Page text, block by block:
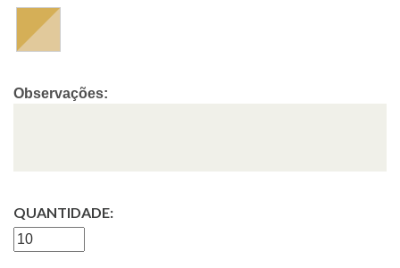
Observações:
QUANTIDADE: